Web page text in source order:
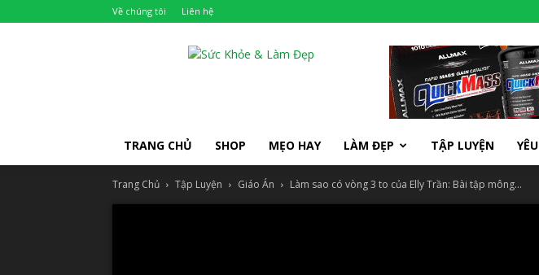
Về chúng tôi Liên hệ
TRANG CHỦ SHOP MẸO HAY LÀM ĐẸP TẬP LUYỆN YÊU
Trang Chủ Tập Luyện Giáo Án Làm sao có vòng 3 to của Elly Trần: Bài tập mông...